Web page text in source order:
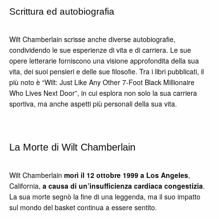
Scrittura ed autobiografia
Wilt Chamberlain scrisse anche diverse autobiografie,
condividendo le sue esperienze di vita e di carriera. Le sue
opere letterarie forniscono una visione approfondita della sua
vita, dei suoi pensieri e delle sue filosofie. Tra i libri pubblicati, il
più noto è “Wilt: Just Like Any Other 7-Foot Black Millionaire
Who Lives Next Door”, in cui esplora non solo la sua carriera
sportiva, ma anche aspetti più personali della sua vita.
La Morte di Wilt Chamberlain
Wilt Chamberlainmorì il 12 ottobre 1999 a Los Angeles,
California,a causa di un’insufficienza cardiaca congestizia.
La sua morte segnò la fine di una leggenda, ma il suo impatto
sul mondo del basket continua a essere sentito.